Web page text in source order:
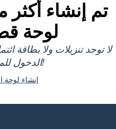
تم إنشاء أكثر
لوحة
لا توجد تنزيلات ولا بطاقة
الدخول للمحاولة!
إنشاء لوحة